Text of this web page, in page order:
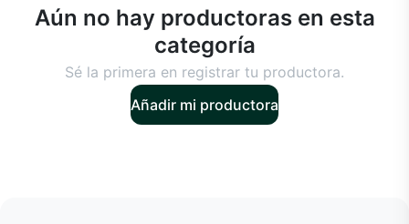
Aún no hay productoras en esta
categoría
Sé la primera en registrar tu productora.
Añadir mi productora